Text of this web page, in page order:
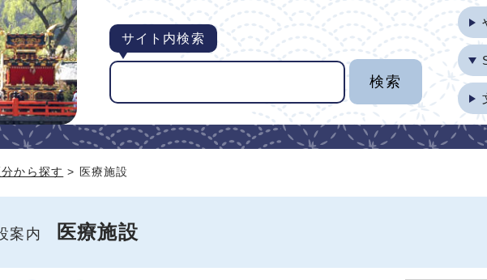
サイト内検索
から探す > 医療施設
案内 医療施設